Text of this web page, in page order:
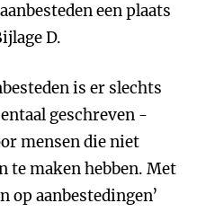
een plaats
D.
is er slechts
geschreven -
mensen die niet
te maken hebben. Met
op aanbestedingen’